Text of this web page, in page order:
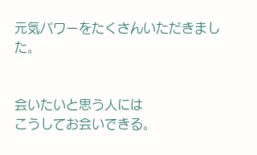
元気パワーをたくさんいただきまし
た。
会いたいと思う人には
こうしてお会いできる。